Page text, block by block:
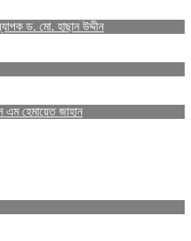
ড. মো. হাছান উদ্দীন
এম হেমায়েত জাহান